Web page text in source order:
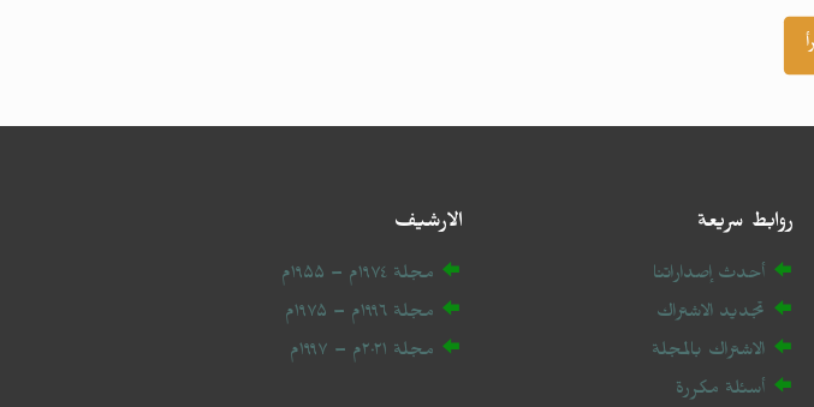
روابط سريعة
أحدث إصداراتنا
تجديد الاشتراك
الاشتراك بالمجلة
أسئلة مكررة
الارشيف
مجلة ۱۹۷٤م – ۱۹۵۵م
مجلة ۱۹۹٦م – ۱۹۷۵م
مجلة ۲۰ ۲۱ م – ۱۹۹۷م